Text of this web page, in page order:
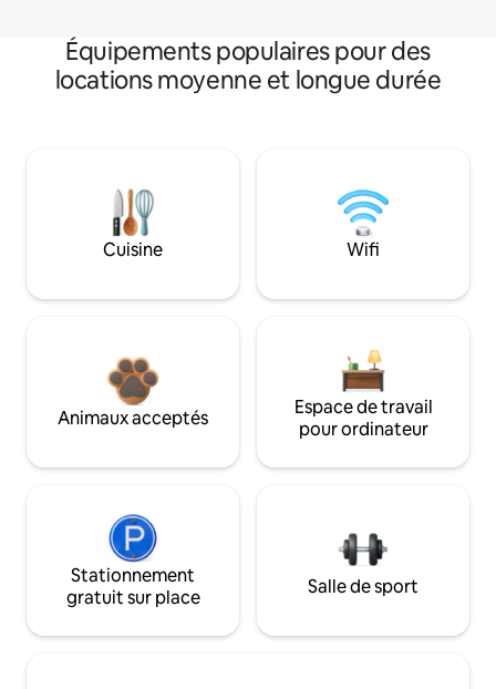
Équipements populaires pour des
locations moyenne et longue durée
Cuisine Wifi
Animaux acceptés
Espace de travail
pour ordinateur
Stationnement
gratuit sur place
Salle de sport